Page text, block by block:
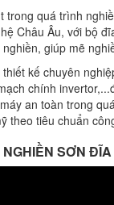
trong quá trình
Châu Âu, với bộ
giúp mẽ
thiết kế chuyên
chính
an toàn trong
theo tiêu chuẩn
NGHIỀN SƠN